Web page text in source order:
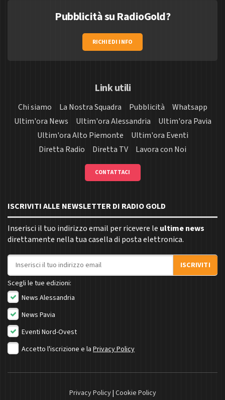
Pubblicità su RadioGold?
RICHIEDI INFO
Link utili
Chi siamo La Nostra Squadra Pubblicità
Whatsapp
Ultim'ora News
Ultim'ora Alessandria
Ultim'ora Pavia
Ultim'ora Alto Piemonte
Ultim'ora Eventi
Diretta Radio
Diretta TV Lavora con Noi
CONTATTACI
ISCRIVITI ALLE NEWSLETTER DI RADIO GOLD
Inserisci il tuo indirizzo email per ricevere le ultime news
direttamente nella tua casella di posta elettronica.
Indirizzo email
ISCRIVITI
Scegli le tue edizioni:
News Alessandria
News Pavia
Eventi Nord-Ovest
Accetto l'iscrizione e la Privacy Policy
Privacy Policy| Cookie Policy